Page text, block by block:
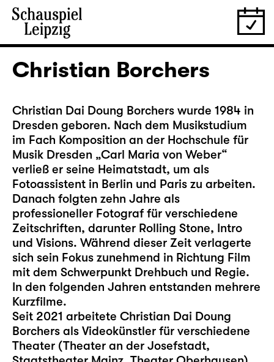
Christian Borchers
Christian Dai Doung Borchers wurde 1984 in
Dresden geboren. Nach dem Musikstudium
im Fach Komposition an der Hochschule für
Musik Dresden „Carl Maria von Weber“
verließ er seine Heimatstadt, um als
Fotoassistent in Berlin und Paris zu arbeiten.
Danach folgten zehn Jahre als
professioneller Fotograf für verschiedene
Zeitschriften, darunter Rolling Stone, Intro
und Visions. Während dieser Zeit verlagerte
sich sein Fokus zunehmend in Richtung Film
mit dem Schwerpunkt Drehbuch und Regie.
In den folgenden Jahren entstanden mehrere
Kurzfilme.
Seit 2021 arbeitete Christian Dai Doung
Borchers als Videokünstler für verschiedene
Theater (Theater an der Josefstadt,